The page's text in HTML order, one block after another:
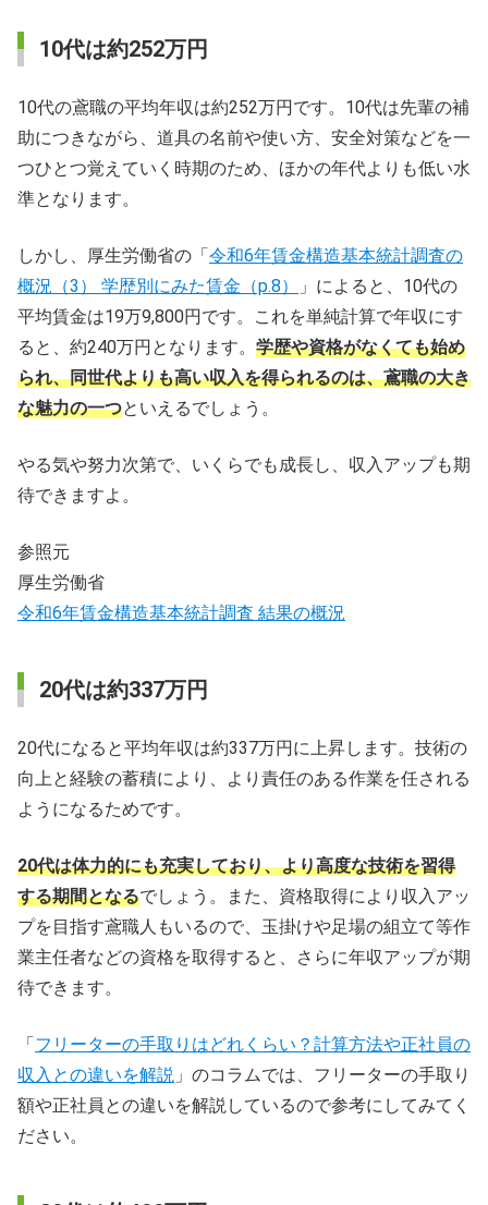
10代は約252万円
10代の鳶職の平均年収は約252万円です。10代は先輩の補
助につきながら、道具の名前や使い方、安全対策などを一
つひとつ覚えていく時期のため、ほかの年代よりも低い水
準となります。
しかし、厚生労働省の「 令和6年賃金構造基本統計調査の
概況（3） 学歴別にみた賃金（p.8）
」によると、10代の
平均賃金は19万9,800円です。これを単純計算で年収にす
ると、約240万円となります。 学歴や資格がなくても始め
られ、同世代よりも高い収入を得られるのは、鳶職の大き
な魅力の一つといえるでしょう。
やる気や努力次第で、いくらでも成長し、収入アップも期
待できますよ。
参照元
厚生労働省
令和6年賃金構造基本統計調査 結果の概況
20代は約337万円
20代になると平均年収は約337万円に上昇します。技術の
向上と経験の蓄積により、より責任のある作業を任される
ようになるためです。
20代は体力的にも充実しており、より高度な技術を習得
する期間となるでしょう。また、資格取得により収入アッ
プを目指す鳶職人もいるので、玉掛けや足場の組立て等作
業主任者などの資格を取得すると、さらに年収アップが期
待できます。
「 フリーターの手取りはどれくらい？計算方法や正社員の
収入との違いを解説 」のコラムでは、フリーターの手取り
額や正社員との違いを解説しているので参考にしてみてく
ださい。